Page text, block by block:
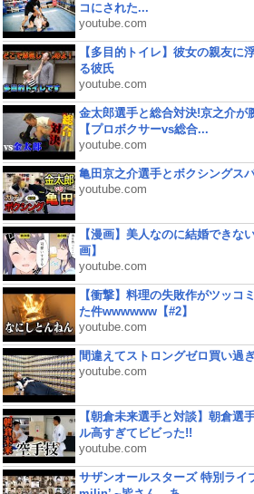
コにされた...
youtube.com
【多目的トイレ】彼女の親友に
る彼氏
youtube.com
金太郎選手と総合対決!京之介が
【プロボクサーvs総合...
youtube.com
亀田京之介選手とボクシングス
youtube.com
【漫画】美人なのに結婚できな
画】
youtube.com
【衝撃】料理の失敗作がツッコ
た件wwwwww【#2】
youtube.com
間違えてストロングゼロ買い過ぎ
youtube.com
【朝倉未来選手と対談】朝倉選
ル高すぎてビビった!!
youtube.com
サザンオールスターズ 特別ライ